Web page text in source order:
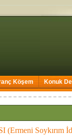
Köşem Konuk
Soykırım